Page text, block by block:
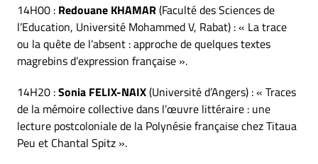
14H00 : Redouane KHAMAR(Faculté des Sciences de
l’Education, Université Mohammed V, Rabat) : « La trace
ou la quête de l’absent : approche de quelques textes
magrebins d’expression française ».
14H20 :Sonia FELIX-NAIX(Université d’Angers) : « Traces
de la mémoire collective dans l’œuvre littéraire : une
lecture postcoloniale de la Polynésie française chez Titaua
Peu et Chantal Spitz ».